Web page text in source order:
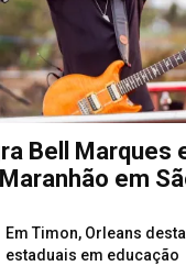
Bell Marques
em
Em Timon, Orleans
estaduais em educação